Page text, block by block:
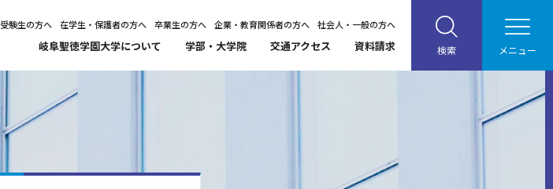
受験生の方へ 在学生・保護者の方へ 卒業生の方へ 企業・教育関係者の方へ 社会人・一般の方へ
岐阜聖徳学園大学について 学部・大学院 交通アクセス 資料請求